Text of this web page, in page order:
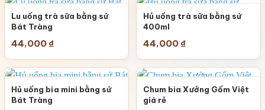
Lu uống trà sữa bằng sứ
Bát Tràng
44,000 ₫
Hủ uống trà sữa bằng sứ
400ml
44,000 ₫
Hủ uống bia mini bằng sứ
Bát Tràng
Chum bia Xưởng Gốm Việt
giá rẻ